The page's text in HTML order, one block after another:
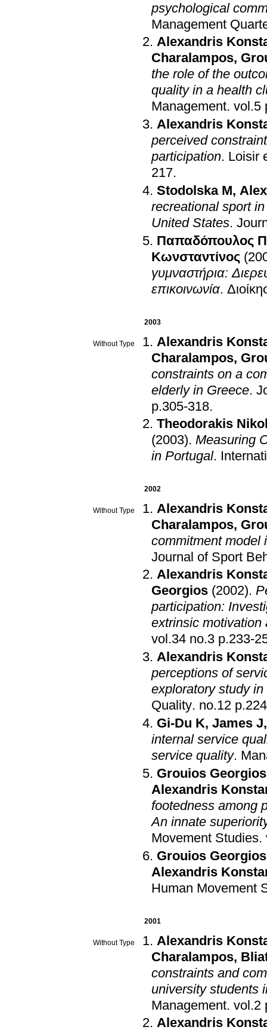
psychological
Management
Alexandris
Charalampos,
the role of the
quality in a health
Management.
Alexandris
perceived
participation. Loisir
217.
Stodolska M,
recreational sport
United States.
Παπαδόπουλος Π
Κωνσταντίνος
γυμναστήρια:
επικοινωνία.
2003
Without Type
Alexandris
Charalampos,
constraints on a
elderly in Greece.
p.305-318.
Theodorakis
(2003). Measuring
in Portugal.
2002
Without Type
Alexandris
Charalampos,
commitment model
Journal of Sport
Alexandris
Georgios (2002).
participation:
extrinsic motivation
vol.34 no.3
Alexandris
perceptions of
exploratory study
Quality.
no.12
Gi-Du Κ, James J
internal service
service quality.
Grouios Georgios
Alexandris
footedness among
An innate
Movement Studies.
Grouios Georgios
Alexandris
Human Movement
2001
Without Type
Alexandris
Charalampos,
constraints and
university students
Management.
Alexandris